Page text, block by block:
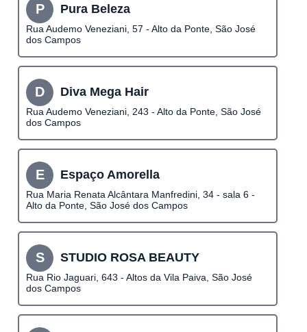
P Pura Beleza
Rua Audemo Veneziani, 57 - Alto da Ponte, São José
dos Campos
D Diva Mega Hair
Rua Audemo Veneziani, 243 - Alto da Ponte, São José
dos Campos
E Espaço Amorella
Rua Maria Renata Alcântara Manfredini, 34 - sala 6 -
Alto da Ponte, São José dos Campos
S STUDIO ROSA BEAUTY
Rua Rio Jaguari, 643 - Altos da Vila Paiva, São José
dos Campos